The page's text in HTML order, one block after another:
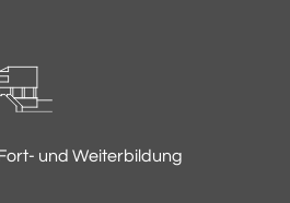
und Weiterbildung